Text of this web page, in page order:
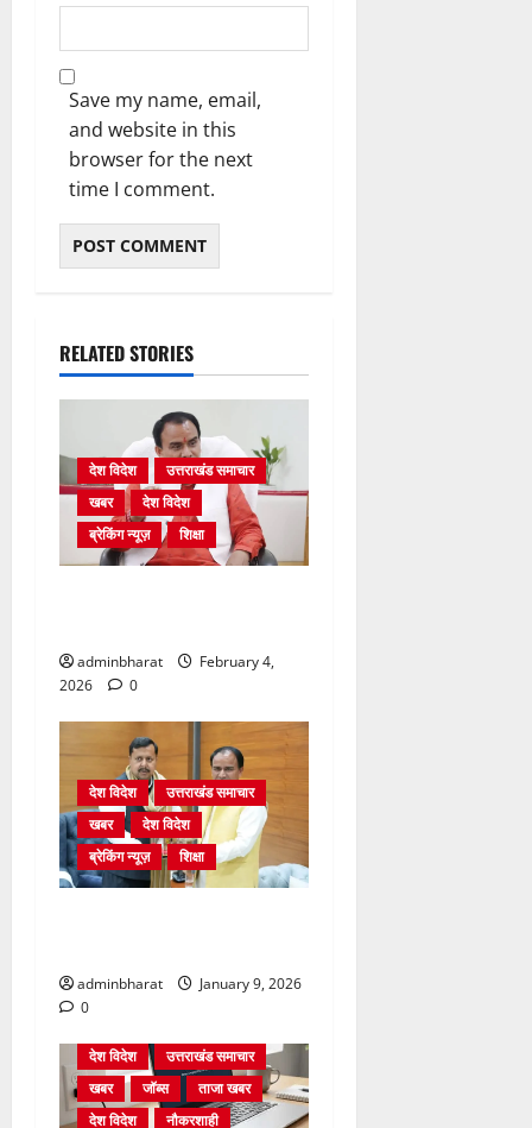
Save my name, email,
and website in this
browser for the next
time I comment.
RELATED STORIES
देश विदेश
उत्तराखंड समाचार
खबर
देश विदेश
ब्रेकिंग न्यूज़
शिक्षा
adminbharat
February 4,
2026
0
देश विदेश
उत्तराखंड समाचार
खबर
देश विदेश
ब्रेकिंग न्यूज़
शिक्षा
adminbharat
January 9, 2026
0
देश विदेश
उत्तराखंड समाचार
खबर
जॉब्स
ताजा खबर
देश विदेश
नौकरशाही